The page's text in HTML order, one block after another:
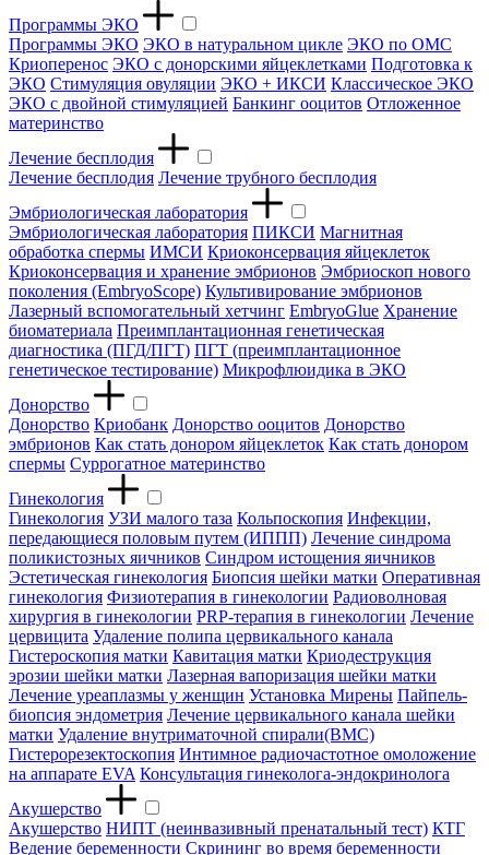
Программы ЭКО
Программы ЭКО ЭКО в натуральном цикле ЭКО по ОМС
Криоперенос ЭКО с донорскими яйцеклетками Подготовка к
ЭКО Стимуляция овуляции ЭКО + ИКСИ Классическое ЭКО
ЭКО с двойной стимуляцией Банкинг ооцитов Отложенное
материнство
Лечение бесплодия
Лечение бесплодия Лечение трубного бесплодия
Эмбриологическая лаборатория
Эмбриологическая лаборатория ПИКСИ Магнитная
обработка спермы ИМСИ Криоконсервация яйцеклеток
Криоконсервация и хранение эмбрионов Эмбриоскоп нового
поколения (EmbryoScope) Культивирование эмбрионов
Лазерный вспомогательный хетчинг EmbryoGlue Хранение
биоматериала Преимплантационная генетическая
диагностика (ПГД/ПГТ) ПГТ (преимплантационное
генетическое тестирование) Микрофлюидика в ЭКО
Донорство
Донорство Криобанк Донорство ооцитов Донорство
эмбрионов Как стать донором яйцеклеток Как стать донором
спермы Суррогатное материнство
Гинекология
Гинекология УЗИ малого таза Кольпоскопия Инфекции,
передающиеся половым путем (ИППП) Лечение синдрома
поликистозных яичников Синдром истощения яичников
Эстетическая гинекология Биопсия шейки матки Оперативная
гинекология Физиотерапия в гинекологии Радиоволновая
хирургия в гинекологии PRP-терапия в гинекологии Лечение
цервицита Удаление полипа цервикального канала
Гистероскопия матки Кавитация матки Криодеструкция
эрозии шейки матки Лазерная вапоризация шейки матки
Лечение уреаплазмы у женщин Установка Мирены Пайпель-
биопсия эндометрия Лечение цервикального канала шейки
матки Удаление внутриматочной спирали(ВМС)
Гистерорезектоскопия Интимное радиочастотное омоложение
на аппарате EVA Консультация гинеколога-эндокринолога
Акушерство
Акушерство НИПТ (неинвазивный пренатальный тест) КТГ
Ведение беременности Скрининг во время беременности